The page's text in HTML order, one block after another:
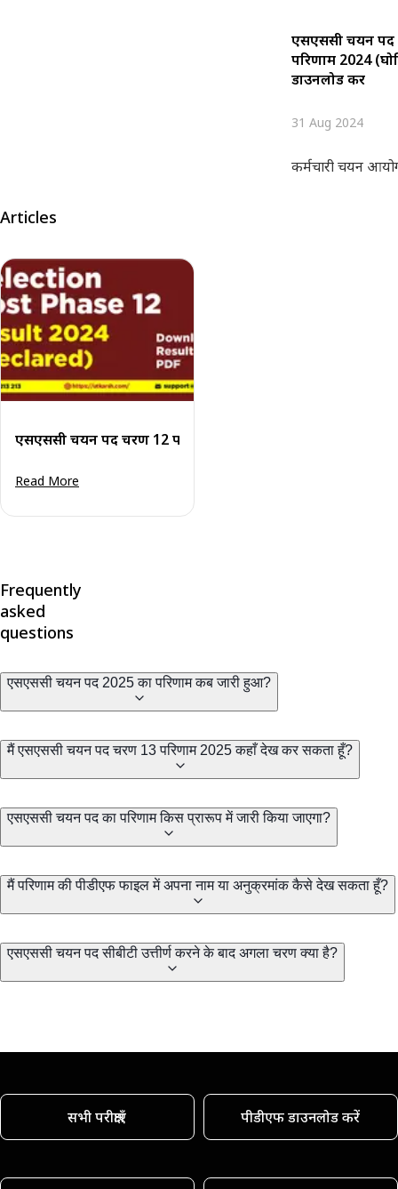
एसएससी चयन
परिणाम 2024
डाउनलोड करें
31 Aug 2024
कर्मचारी चयन
Articles
एसएससी चयन पद चरण 12 परिणाम 2024 (घोषित): परिणाम
Read More
Frequently
asked
questions
एसएससी चयन पद 2025 का परिणाम कब जारी हुआ?
मैं एसएससी चयन पद चरण 13 परिणाम 2025 कहाँ देख कर सकता हूँ?
एसएससी चयन पद का परिणाम किस प्रारूप में जारी किया जाएगा?
मैं परिणाम की पीडीएफ फाइल में अपना नाम या अनुक्रमांक कैसे देख सकता हूँ?
एसएससी चयन पद सीबीटी उत्तीर्ण करने के बाद अगला चरण क्या है?
सभी परीक्षाएँ पीडीएफ डाउनलोड करें